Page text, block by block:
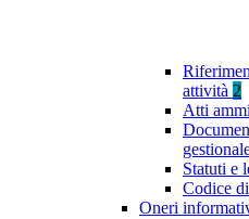
attività 2
Atti
Statuti e
Codice
Oneri